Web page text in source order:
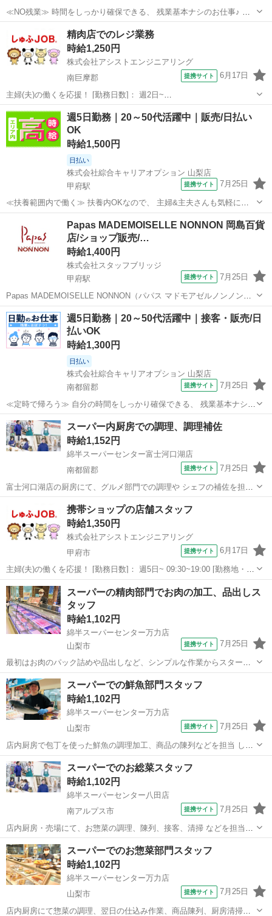
≪NO残業≫ 時間をしっかり確保できる、 残業基本ナシのお仕事♪ オ
ンとオフをきっちり切り替えたい方にオススメ！ ≪初めての仕事だけ
ど自分にもできそう≫ 新しいことにチャレンジするのは不安だけど、
しっかり働く環境が整ってい...
甲府駅 その他
精肉店でのレジ業務
時給1,250円
株式会社アシストエンジニアリング
南巨摩郡
提携サイト 6月17日
主婦(夫)の働くを応援！ [勤務日数]： 週2日~
12:00~17:00/12:00~16:00/13:00~17:00 [勤務地・最寄駅]： 山梨県南巨
摩郡富士川町青柳町 株式会社アシストエンジニアリング（派遣元）...
山梨 南巨摩郡 その他
週5日勤務｜20～50代活躍中｜販売/日払い
OK
時給1,500円
日払い
株式会社綜合キャリアオプション 山梨店
甲府駅
提携サイト 7月25日
≪扶養範囲内で働く≫ 扶養内OKなので、 主婦&主夫さんも気軽にご
応募くださいね♪ ≪ほぼ定時で帰れる≫ 時間をしっかり確保できる、
残業基本ナシのお仕事♪ オンとオフをきっちり切り替えたい方にオス
スメ！ ≪動きやすい制服ア...
甲府市 甲府駅 その他
Papas MADEMOISELLE NONNON 岡島百貨
店/ショップ販売/…
時給1,400円
株式会社スタッフブリッジ
甲府駅
提携サイト 7月25日
Papas MADEMOISELLE NONNON（パパス マドモアゼルノンノン）
岡島百貨店にてご勤務いただきます。-----------------------------------------------
-------...
山梨 甲府市 甲府駅 アパレル
週5日勤務｜20～50代活躍中｜接客・販売/日
払いOK
時給1,300円
日払い
株式会社綜合キャリアオプション 山梨店
南都留郡
提携サイト 7月25日
≪定時で帰ろう≫ 自分の時間をしっかり確保できる、 残業基本ナシの
お仕事♪ ≪経験者優遇≫ これまでの経験を活かしませんか？ ブランク
があっても大丈夫♪ 経験はちょっとだけ…という方もOK！ 制服がある
と毎日の服選びに悩まず...
山梨 南都留郡 その他
スーパー内厨房での調理、調理補佐
時給1,152円
綿半スーパーセンター富士河口湖店
南都留郡
提携サイト 7月25日
富士河口湖店の厨房にて、グルメ部門での調理や シェフの補佐を担当
していただきます。 グルメ部門では、通常の惣菜の他に 店舗に並ぶ旬
の食材を使いシェフが作るレストランメニューを 提供しております!
アルバイト,パート ◎待...
南都留郡
携帯ショップの店舗スタッフ
時給1,350円
株式会社アシストエンジニアリング
甲府市
提携サイト 6月17日
主婦(夫)の働くを応援！ [勤務日数]： 週5日~ 09:30~19:00 [勤務地・最
寄駅]： 山梨県甲府市志田字柿木／西八幡 株式会社アシストエンジニ
アリング（派遣元） [職種名]：携帯ショップの店舗スタッフ ...
山梨 甲府市 携帯ショップ
スーパーの精肉部門でお肉の加工、品出しス
タッフ
時給1,102円
綿半スーパーセンター万力店
山梨市
提携サイト 7月25日
最初はお肉のパック詰めや品出しなど、シンプルな作業からスタート
します。 包丁を使う作業は慣れてから少しずつお任せするので、未経
験の方も安心です。 接客は少なめで、コツコツ進める裏方作業が中心
です。 分からないことはすぐに聞...
山梨 山梨市 コンビニ
スーパーでの鮮魚部門スタッフ
時給1,102円
綿半スーパーセンター万力店
山梨市
提携サイト 7月25日
店内厨房で包丁を使った鮮魚の調理加工、商品の陳列などを担当 して
頂きます。 経験が無い方でも丁寧に研修・指導致しますので安心して
お仕事 スタートできます。 技術が身に付けば仕事の幅も広がり、キャ
リアアップできます！ アルバ...
山梨 山梨市 コンビニ
スーパーでのお総菜スタッフ
時給1,102円
綿半スーパーセンター八田店
南アルプス市
提携サイト 7月25日
店内厨房・売場にて、お惣菜の調理、陳列、接客、清掃 などを担当し
て頂きます。 経験が無い方でも丁寧に研修しますので安心してお仕事
スタート できます！ 技術が身付けば仕事の幅も広がり、キャリアアッ
プできます！！ アルバイト,...
山梨 南アルプス市 コンビニ
スーパーでのお惣菜部門スタッフ
時給1,102円
綿半スーパーセンター万力店
山梨市
提携サイト 7月25日
店内厨房にて惣菜の調理、翌日の仕込み作業、商品陳列、厨房清掃な